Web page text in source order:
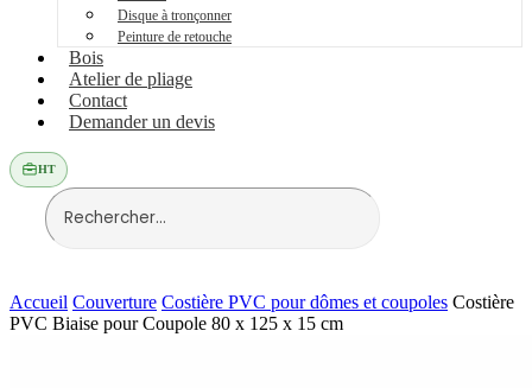
Disque à tronçonner
Peinture de retouche
Bois
Atelier de pliage
Contact
Demander un devis
HT
Accueil Couverture Costière PVC pour dômes et coupoles Costière
PVC Biaise pour Coupole 80 x 125 x 15 cm